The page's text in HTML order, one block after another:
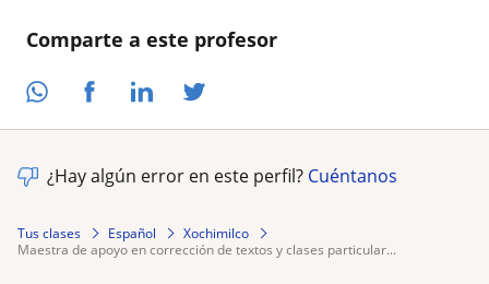
Comparte a este profesor
¿Hay algún error en este perfil? Cuéntanos
Tus clases Español
Xochimilco
maestra de apoyo en corrección de textos y clases particular...